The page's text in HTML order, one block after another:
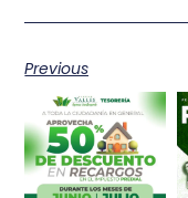
Previous